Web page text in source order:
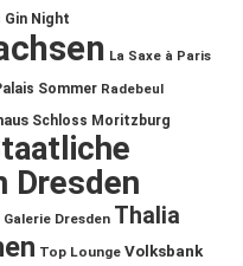
Gin Night
La Saxe à Paris
Sommer Radebeul
Schloss Moritzburg
Dresden
Dresden Thalia
Top Lounge Volksbank